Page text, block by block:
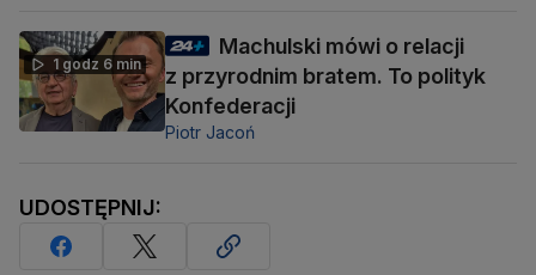
1 godz 6 min
Machulski mówi o relacji
z przyrodnim bratem. To polityk
Konfederacji
Piotr Jacoń
UDOSTĘPNIJ: